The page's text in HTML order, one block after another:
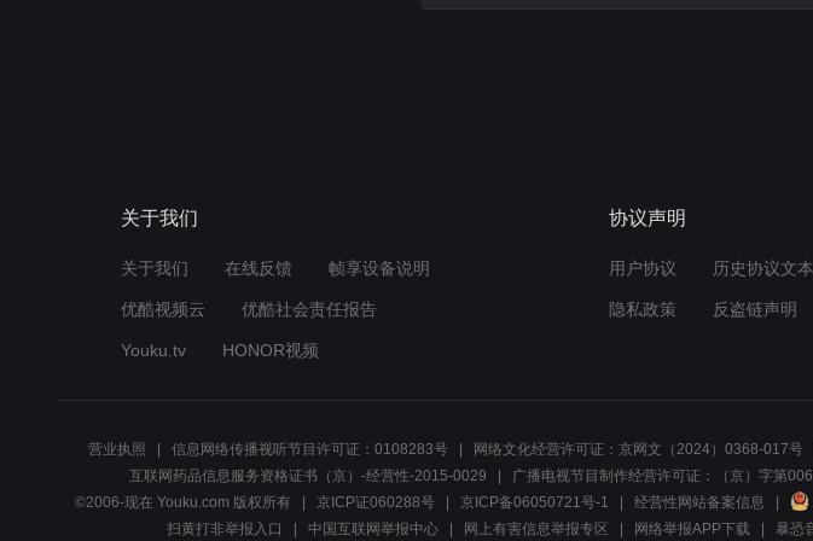
关于我们
关于我们 在线反馈 帧享设备说明
优酷视频云 优酷社会责任报告
Youku.tv HONOR视频
协议声明
用户协议 历史协议文本
隐私政策 反盗链声明
营业执照 信息网络传播视听节目许可证：0108283号 网络文化经营许可证：京网文（2024）0368-017号
互联网药品信息服务资格证书（京）-经营性-2015-0029
广播电视节目制作经营许可证：（京）字第
©2006-现在 Youku.com 版权所有
京ICP证060288号 京ICP备06050721号-1 经营性网站备案信息
扫黄打非举报入口
中国互联网举报中心 网上有害信息举报专区 网络举报APP下载 暴恐